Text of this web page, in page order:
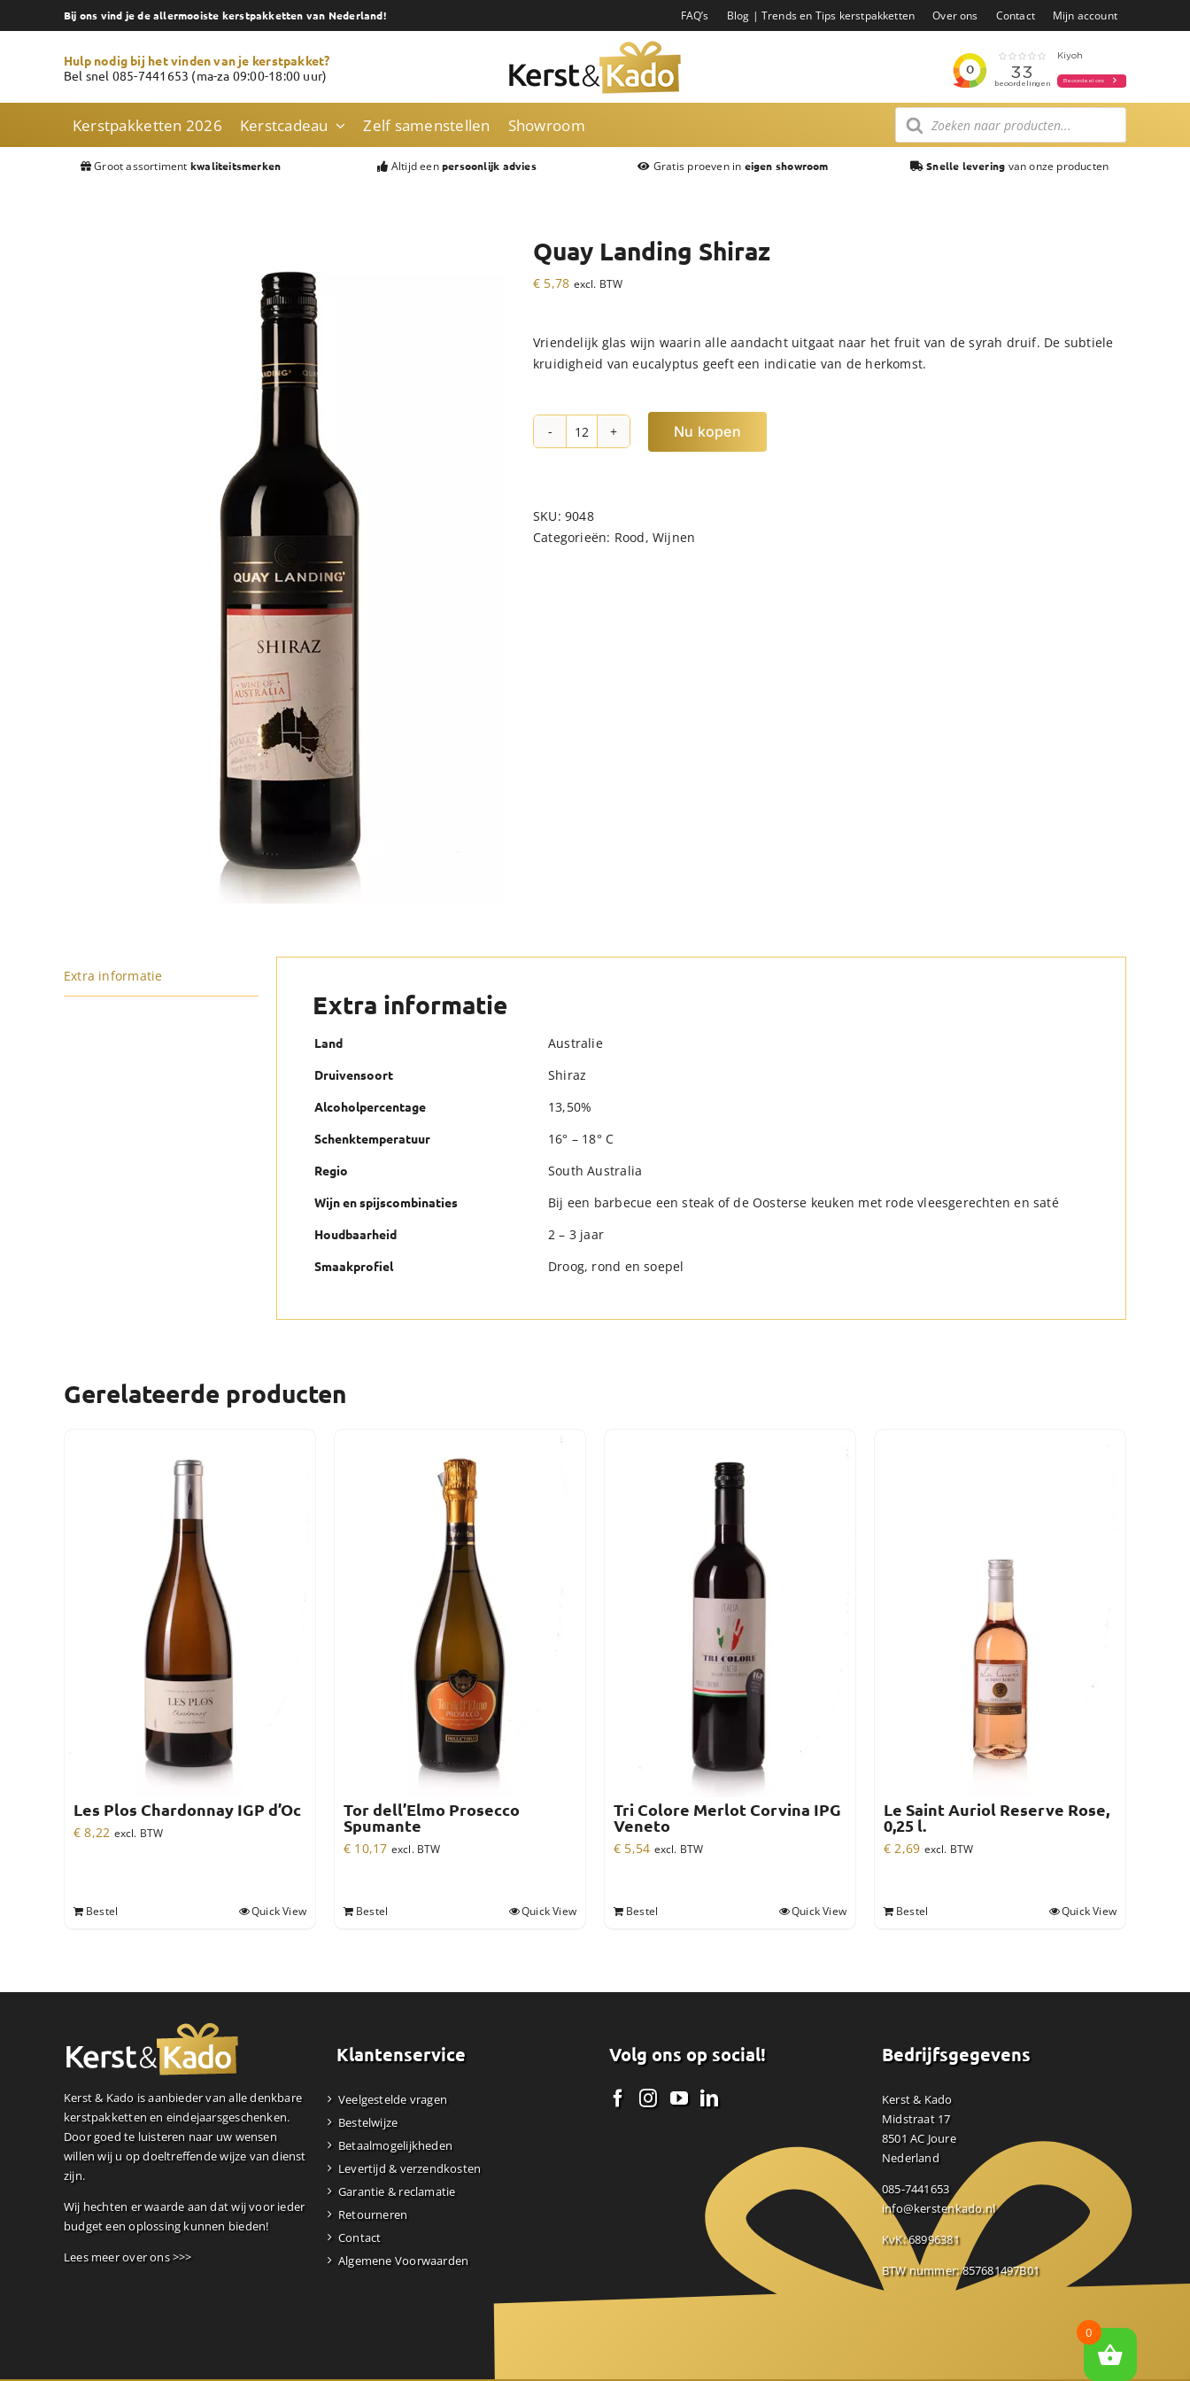
to
Bij ons vind je de allermooiste kerstpakketten van Nederland! FAQ’s Blog | Trends en Tips kerstpakketten Over ons Contact Mijn account
Hulp nodig bij het vinden van je kerstpakket?
Bel snel 085-7441653 (ma-za 09:00-18:00 uur)
Kerstpakketten 2026 Kerstcadeau Zelf samenstellen Showroom
Producten
zoeken
Groot assortiment kwaliteitsmerken Altijd een persoonlijk advies Gratis proeven in eigen showroom Snelle levering van onze producten
Quay Landing Shiraz
€ 5,78 excl. BTW
Vriendelijk glas wijn waarin alle aandacht uitgaat naar het fruit van de syrah druif. De subtiele
kruidigheid van eucalyptus geeft een indicatie van de herkomst.
Quay
Nu kopen
SKU:9048
Categorieën: Rood, Wijnen
Extra informatie
Extra informatie
Land Australie
Druivensoort Shiraz
Alcoholpercentage 13,50%
Schenktemperatuur 16° – 18° C
Regio South Australia
Wijn en spijscombinaties Bij een barbecue een steak of de Oosterse keuken met rode vleesgerechten en saté
Houdbaarheid 2 – 3 jaar
Smaakprofiel Droog, rond en soepel
Gerelateerde producten
Les Plos Chardonnay IGP d’Oc
€ 8,22 excl. BTW
Bestel Quick View
Tor dell’Elmo Prosecco
Spumante
€ 10,17 excl. BTW
Bestel Quick View
Tri Colore Merlot Corvina IPG
Veneto
€ 5,54 excl. BTW
Bestel Quick View
Le Saint Auriol Reserve Rose,
0,25 l.
€ 2,69 excl. BTW
Bestel Quick View
Kerst & Kado is aanbieder van alle denkbare
kerstpakketten en eindejaarsgeschenken.
Door goed te luisteren naar uw wensen
willen wij u op doeltreffende wijze van dienst
zijn.
Wij hechten er waarde aan dat wij voor ieder
budget een oplossing kunnen bieden!
Lees meer over ons >>>
Klantenservice
Veelgestelde vragen
Bestelwijze
Betaalmogelijkheden
Levertijd & verzendkosten
Garantie & reclamatie
Retourneren
Contact
Algemene Voorwaarden
Volg ons op social! Bedrijfsgegevens
Kerst & Kado
Midstraat 17
8501 AC Joure
Nederland
085-7441653
info@kerstenkado.nl
KvK: 68996381
BTW nummer: 857681497B01
0